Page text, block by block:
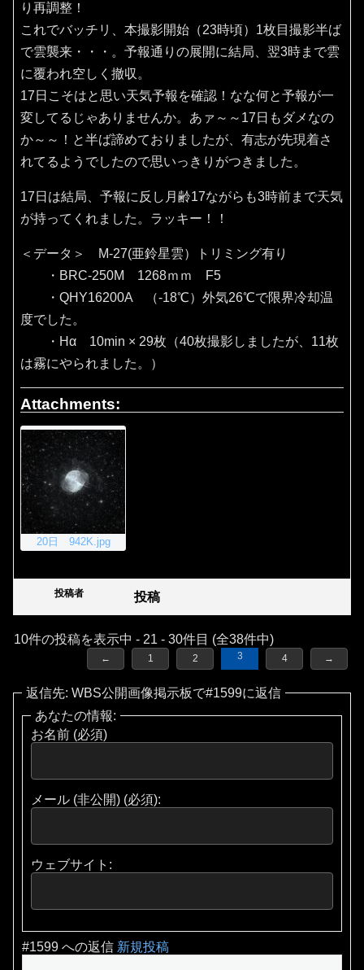
り再調整！
これでバッチリ、本撮影開始（23時頃）1枚目撮影半ば
で雲襲来・・・。予報通りの展開に結局、翌3時まで雲
に覆われ空しく撤収。
17日こそはと思い天気予報を確認！なな何と予報が一
変してるじゃありませんか。あァ～～17日もダメなの
か～～！と半ば諦めておりましたが、有志が先現着さ
れてるようでしたので思いっきりがつきました。
17日は結局、予報に反し月齢17ながらも3時前まで天気
が持ってくれました。ラッキー！！
＜データ＞ M-27(亜鈴星雲）トリミング有り
・BRC-250M 1268ｍｍ F5
・QHY16200A （‐18℃）外気26℃で限界冷却温
度でした。
・Hα 10min × 29枚（40枚撮影しましたが、11枚
は霧にやられました。）
Attachments:
20日 942K.jpg
投稿者 投稿
10件の投稿を表示中 - 21 - 30件目 (全38件中)
← 1 2 3 4 →
返信先: WBS公開画像掲示板で#1599に返信
あなたの情報:
お名前 (必須)
メール (非公開) (必須):
ウェブサイト:
#1599 への返信 新規投稿